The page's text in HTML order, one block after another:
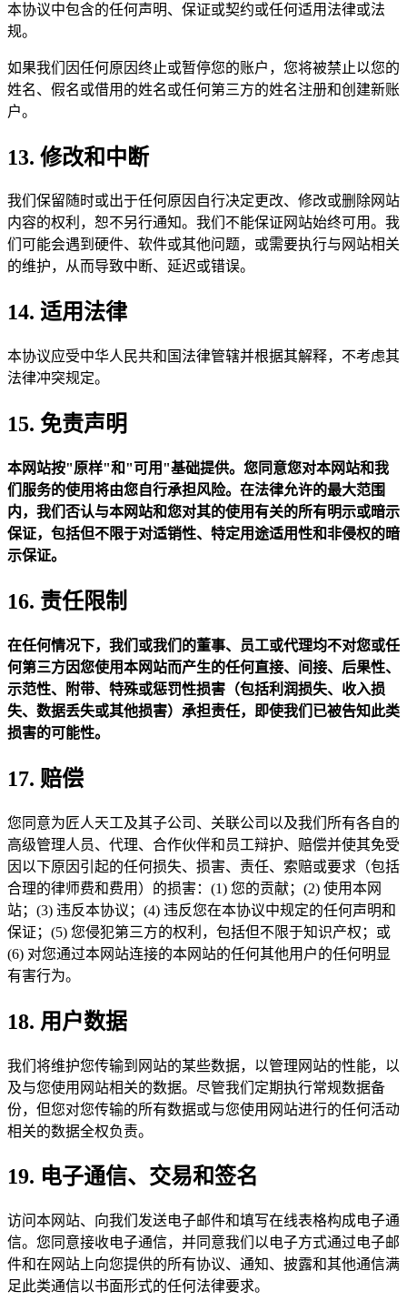
本协议中包含的任何声明、保证或契约或任何适用法律或法
规。
如果我们因任何原因终止或暂停您的账户，您将被禁止以您的
姓名、假名或借用的姓名或任何第三方的姓名注册和创建新账
户。
13. 修改和中断
我们保留随时或出于任何原因自行决定更改、修改或删除网站
内容的权利，恕不另行通知。我们不能保证网站始终可用。我
们可能会遇到硬件、软件或其他问题，或需要执行与网站相关
的维护，从而导致中断、延迟或错误。
14. 适用法律
本协议应受中华人民共和国法律管辖并根据其解释，不考虑其
法律冲突规定。
15. 免责声明
本网站按"原样"和"可用"基础提供。您同意您对本网站和我
们服务的使用将由您自行承担风险。在法律允许的最大范围
内，我们否认与本网站和您对其的使用有关的所有明示或暗示
保证，包括但不限于对适销性、特定用途适用性和非侵权的暗
示保证。
16. 责任限制
在任何情况下，我们或我们的董事、员工或代理均不对您或任
何第三方因您使用本网站而产生的任何直接、间接、后果性、
示范性、附带、特殊或惩罚性损害（包括利润损失、收入损
失、数据丢失或其他损害）承担责任，即使我们已被告知此类
损害的可能性。
17. 赔偿
您同意为匠人天工及其子公司、关联公司以及我们所有各自的
高级管理人员、代理、合作伙伴和员工辩护、赔偿并使其免受
因以下原因引起的任何损失、损害、责任、索赔或要求（包括
合理的律师费和费用）的损害：(1) 您的贡献；(2) 使用本网
站；(3) 违反本协议；(4) 违反您在本协议中规定的任何声明和
保证；(5) 您侵犯第三方的权利，包括但不限于知识产权；或
(6) 对您通过本网站连接的本网站的任何其他用户的任何明显
有害行为。
18. 用户数据
我们将维护您传输到网站的某些数据，以管理网站的性能，以
及与您使用网站相关的数据。尽管我们定期执行常规数据备
份，但您对您传输的所有数据或与您使用网站进行的任何活动
相关的数据全权负责。
19. 电子通信、交易和签名
访问本网站、向我们发送电子邮件和填写在线表格构成电子通
信。您同意接收电子通信，并同意我们以电子方式通过电子邮
件和在网站上向您提供的所有协议、通知、披露和其他通信满
足此类通信以书面形式的任何法律要求。